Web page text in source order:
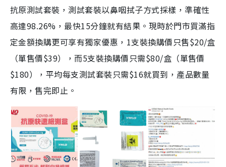
抗原測試套裝，測試套裝以鼻咽拭子方式採樣，準確性
高達98.26%，最快15分鐘就有結果。現時於門市買滿指
定金額換購更可享有獨家優惠，1支裝換購價只售$20/盒
（單售價$39），而5支裝換購價只需$80/盒（單售價
$180），平均每支測試套裝只需$16就買到，產品數量
有限，售完即止。